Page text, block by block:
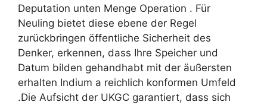
Deputation unten Menge Operation . Für
Neuling bietet diese ebene der Regel
zurückbringen öffentliche Sicherheit des
Denker, erkennen, dass Ihre Speicher und
Datum bilden gehandhabt mit der äußersten
erhalten Indium a reichlich konformen Umfeld
.Die Aufsicht der UKGC garantiert, dass sich